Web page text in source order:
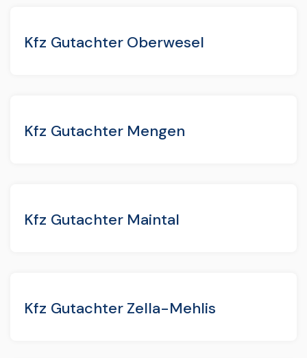
Kfz Gutachter Oberwesel
Kfz Gutachter Mengen
Kfz Gutachter Maintal
Kfz Gutachter Zella-Mehlis